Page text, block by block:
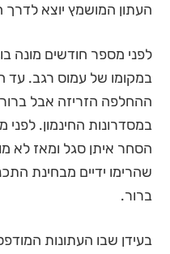
העתון המושמץ יוצא
לפני מספר חודשים מונה
במקומו של עמוס רגב. עד
ההחלפה הזריזה אבל
במסדרונות החינמון.
הסחר איתן סגל ומאז לא
שהרימו ידיים מבחינת
ברור.
בעידן שבו העתונות